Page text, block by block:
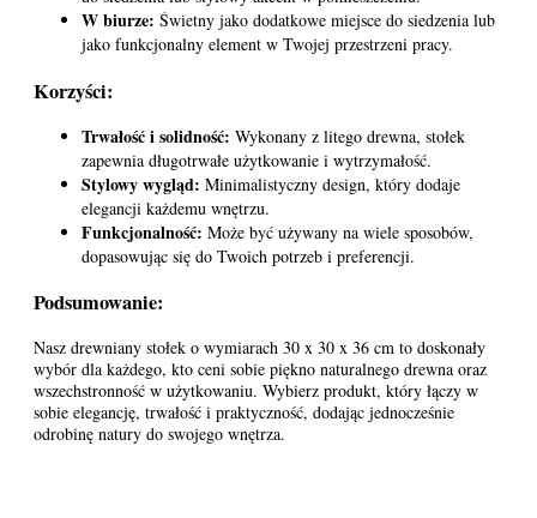
W biurze: Świetny jako dodatkowe miejsce do siedzenia lub
jako funkcjonalny element w Twojej przestrzeni pracy.
Korzyści:
Trwałość i solidność: Wykonany z litego drewna, stołek
zapewnia długotrwałe użytkowanie i wytrzymałość.
Stylowy wygląd: Minimalistyczny design, który dodaje
elegancji każdemu wnętrzu.
Funkcjonalność: Może być używany na wiele sposobów,
dopasowując się do Twoich potrzeb i preferencji.
Podsumowanie:
Nasz drewniany stołek o wymiarach 30 x 30 x 36 cm to doskonały
wybór dla każdego, kto ceni sobie piękno naturalnego drewna oraz
wszechstronność w użytkowaniu. Wybierz produkt, który łączy w
sobie elegancję, trwałość i praktyczność, dodając jednocześnie
odrobinę natury do swojego wnętrza.